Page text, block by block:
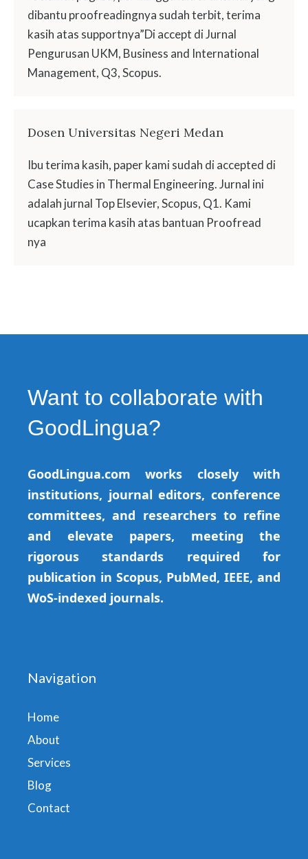
dibantu proofreadingnya sudah terbit, terima
kasih atas supportnya”Di accept di Jurnal
Pengurusan UKM, Business and International
Management, Q3, Scopus.
Dosen Universitas Negeri Medan
Ibu terima kasih, paper kami sudah di accepted di
Case Studies in Thermal Engineering. Jurnal ini
adalah jurnal Top Elsevier, Scopus, Q1. Kami
ucapkan terima kasih atas bantuan Proofread
nya
Want to collaborate with
GoodLingua?
GoodLingua.com works closely with
institutions, journal editors, conference
committees, and researchers to refine
and elevate papers, meeting the
rigorous standards required for
publication in Scopus, PubMed, IEEE, and
WoS-indexed journals.
Navigation
Home
About
Services
Blog
Contact